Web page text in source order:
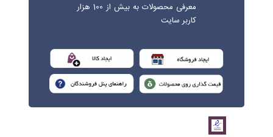
معرفی محصولات به بیش از 100 هزار
کاربر سایت